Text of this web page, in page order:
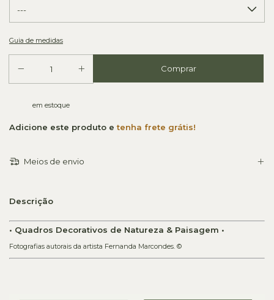
Guia de medidas
em estoque
Adicione este produto etenha frete grátis!
Meios de envio
Descrição
• Quadros Decorativos de Natureza & Paisagem •
Fotografias autorais da artista Fernanda Marcondes. ©